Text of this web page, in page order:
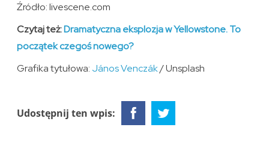
Źródło: livescene.com
Czytaj też:Dramatyczna eksplozja w Yellowstone. To
początek czegoś nowego?
Grafika tytułowa: János Venczák/ Unsplash
Udostępnij ten wpis: